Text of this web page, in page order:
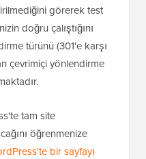
görerek test
doğru çalıştığını
türünü (301'e karşı
çevrimiçi yönlendirme
tam site
öğrenmenize
bir sayfayı